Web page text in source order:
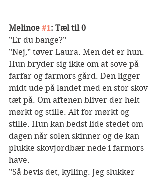
Melinoe #1: Tæl til 0
”Er du bange?”
”Nej,” tøver Laura. Men det er hun.
Hun bryder sig ikke om at sove på
farfar og farmors gård. Den ligger
midt ude på landet med en stor skov
tæt på. Om aftenen bliver der helt
mørkt og stille. Alt for mørkt og
stille. Hun kan bedst lide stedet om
dagen når solen skinner og de kan
plukke skovjordbær nede i farmors
have.
”Så bevis det, kylling. Jeg slukker